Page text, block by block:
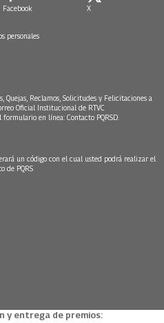
Facebook X
personales
Quejas, Reclamos, Solicitudes y Felicitaciones a
Oficial Institucional de RTVC
formulario en línea: Contacto PQRSD.
un código con el cual usted podrá realizar el
de PQRS
y entrega de premios: